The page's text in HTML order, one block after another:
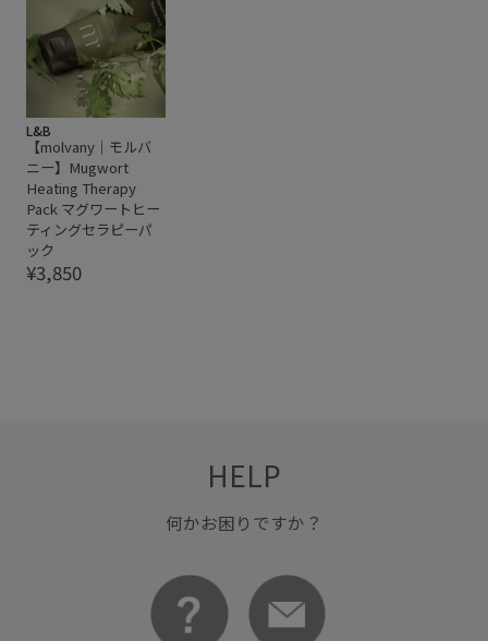
L&B
【molvany｜モルバ
ニー】Mugwort
Heating Therapy
Pack マグワートヒー
ティングセラピーパ
ック
¥3,850
HELP
何かお困りですか？